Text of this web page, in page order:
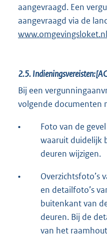
aangevraagd. Een
aangevraagd via de
www.omgevingsloket.nl
2.5.
Bij een
volgende documenten
•
Foto van de
waaruit duidelijk
deuren wijzigen.
•
Overzichtsfoto’s
en detailfoto’s
buitenkant van
deuren. Bij de
van het